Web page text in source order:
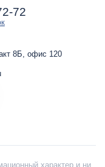
72
8Б, офис 120
характер и ни